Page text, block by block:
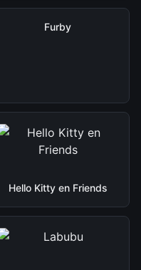
Furby
Hello Kitty en Friends